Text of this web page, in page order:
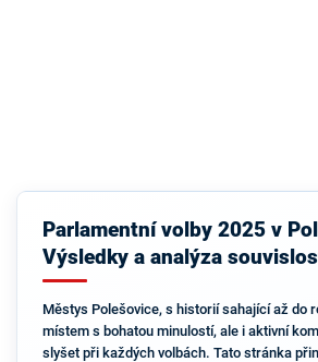
Parlamentní volby 2025 v
Výsledky a analýza
Městys Polešovice, s historií sahající až do
místem s bohatou minulostí, ale i aktivní
slyšet při každých volbách. Tato stránka